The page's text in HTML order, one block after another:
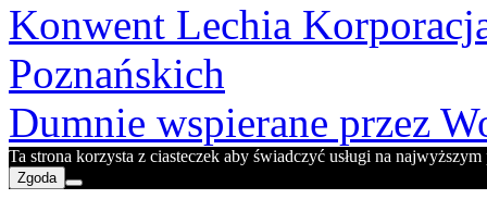
Konwent Lechia
Poznańskich
Dumnie wspierane przez
Ta strona korzysta z ciasteczek aby świadczyć usługi na
Zgoda